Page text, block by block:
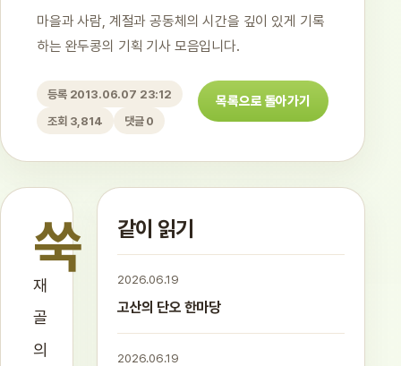
마을과 사람, 계절과 공동체의 시간을 깊이 있게 기록
하는 완두콩의 기획 기사 모음입니다.
등록 2013.06.07 23:12
조회 3,814
댓글 0
목록으로 돌아가기
쑥
재
골
의
같이 읽기
2026.06.19
고산의 단오 한마당
2026.06.19